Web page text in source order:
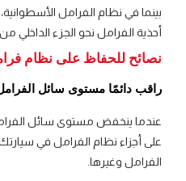
بينما في نظام الفرامل
أحذية الفرامل نحو الجزء الداخلي
نصائح للحفاظ على نظام
راقب دائمًا مستوى سائل
عندما ينخفض مستوى سائل
على أجزاء نظام الفرامل في
الفرامل وغيرها.